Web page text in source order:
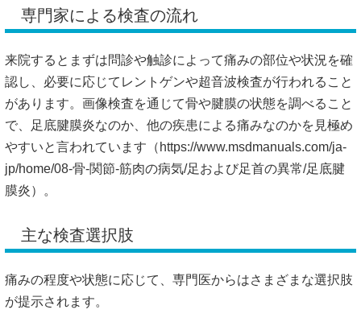
で、足底腱膜炎なのか、他の疾患による痛みなのかを見極め
やすいと言われています（https://www.msdmanuals.com/ja-
jp/home/08-骨-関節-筋肉の病気/足および足首の異常/足底腱
膜炎）。
主な検査選択肢
痛みの程度や状態に応じて、専門医からはさまざまな選択肢
が提示されます。
する方法
薬物療法：炎症や痛みを和らげる目的で投薬されること
がある